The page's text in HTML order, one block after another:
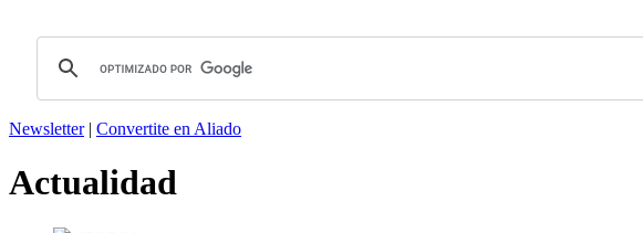
Newsletter| Convertite en Aliado
Actualidad